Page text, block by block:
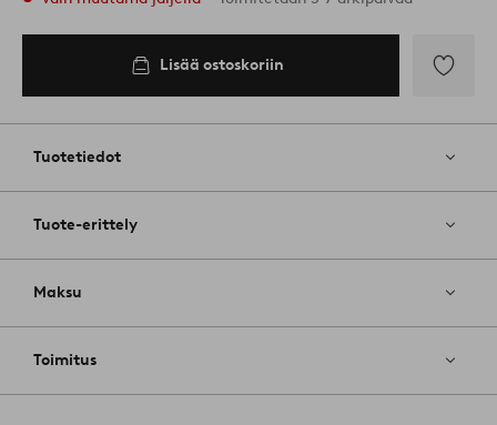
Lisää ostoskoriin
Tuotetiedot
Tuote-erittely
Maksu
Toimitus